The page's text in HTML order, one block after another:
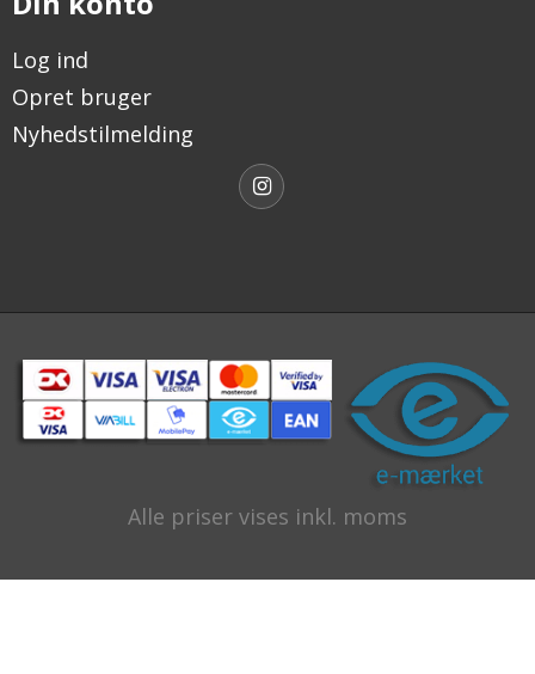
Log ind
Opret bruger
Nyhedstilmelding
Alle priser vises inkl. moms